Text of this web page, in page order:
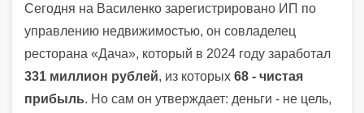
Сегодня на Василенко зарегистрировано ИП по
управлению недвижимостью, он совладелец
ресторана «Дача», который в 2024 году заработал
331 миллион рублей, из которых 68 - чистая
прибыль. Но сам он утверждает: деньги - не цель,